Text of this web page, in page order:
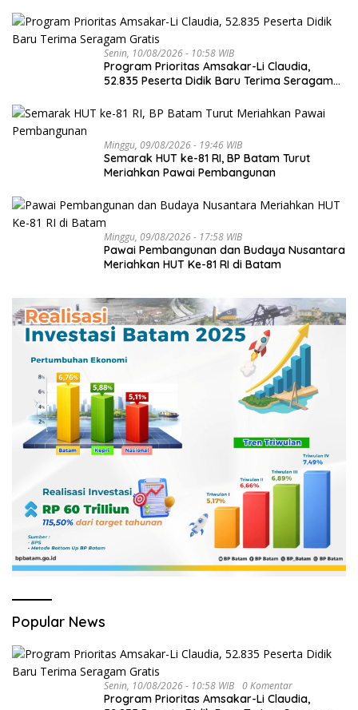
Senin, 10/08/2026 - 10:58 WIB
Program Prioritas Amsakar-Li Claudia,
52.835 Peserta Didik Baru Terima Seragam
Minggu, 09/08/2026 - 19:46 WIB
Semarak HUT ke-81 RI, BP Batam Turut
Meriahkan Pawai Pembangunan
Minggu, 09/08/2026 - 17:58 WIB
Pawai Pembangunan dan Budaya Nusantara
Meriahkan HUT Ke-81 RI di Batam
Popular News
Senin, 10/08/2026 - 10:58 WIB 0 Komentar
Program Prioritas Amsakar-Li Claudia,